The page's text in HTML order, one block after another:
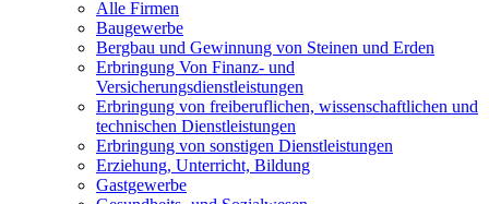
Alle Firmen
Baugewerbe
Bergbau und Gewinnung von Steinen und Erden
Erbringung Von Finanz- und
Versicherungsdienstleistungen
Erbringung von freiberuflichen, wissenschaftlichen und
technischen Dienstleistungen
Erbringung von sonstigen Dienstleistungen
Erziehung, Unterricht, Bildung
Gastgewerbe